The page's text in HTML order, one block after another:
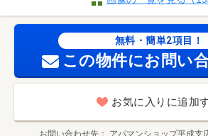
無料・簡単2項目！
この物件にお問い
お気に入りに追加
お問い合わせ先 アパマンショップ平成支